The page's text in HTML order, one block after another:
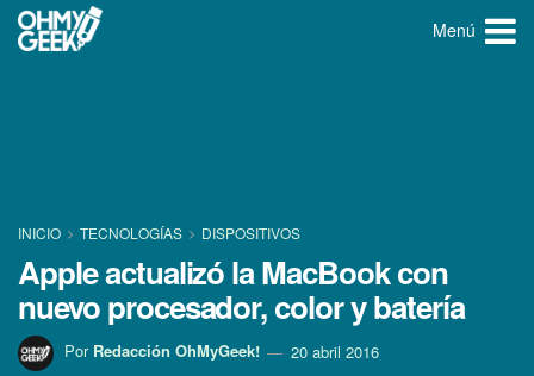
Menú
INICIO TECNOLOGÍ­AS DISPOSITIVOS
Apple actualizó la MacBook con
nuevo procesador, color y baterí­a
Por Redacción OhMyGeek! 20 abril 2016